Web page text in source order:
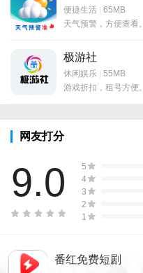
便捷生活 | 65MB
天气预警，方便查看。
极游社
休闲娱乐 | 55MB
游戏折扣，租号方便。
网友打分
9.0
5
4
3
2
1
番红免费短剧